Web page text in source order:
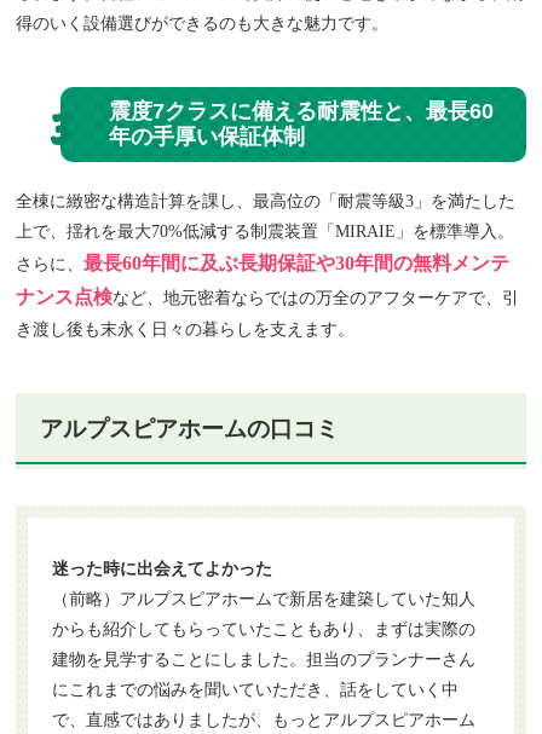
得のいく設備選びができるのも大きな魅力です。
3
震度7クラスに備える耐震性と、最長60
年の手厚い保証体制
全棟に緻密な構造計算を課し、最高位の「耐震等級3」を満たした
上で、揺れを最大70%低減する制震装置「MIRAIE」を標準導入。
さらに、最長60年間に及ぶ長期保証や30年間の無料メンテ
ナンス点検など、地元密着ならではの万全のアフターケアで、引
き渡し後も末永く日々の暮らしを支えます。
アルプスピアホームの口コミ
迷った時に出会えてよかった
（前略）アルプスピアホームで新居を建築していた知人
からも紹介してもらっていたこともあり、まずは実際の
建物を見学することにしました。担当のプランナーさん
にこれまでの悩みを聞いていただき、話をしていく中
で、直感ではありましたが、もっとアルプスピアホーム